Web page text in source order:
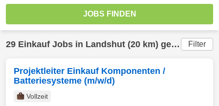
29 Einkauf Jobs in Landshut (20 km) gefunden Filter
Projektleiter Einkauf Komponenten /
Batteriesysteme (m/w/d)
Vollzeit